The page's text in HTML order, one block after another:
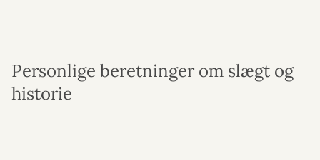
Personlige beretninger om slægt og
historie